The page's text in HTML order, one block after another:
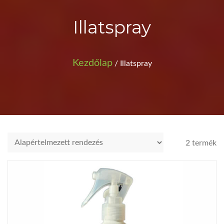
Illatspray
Kezdőlap/ Illatspray
2 termék